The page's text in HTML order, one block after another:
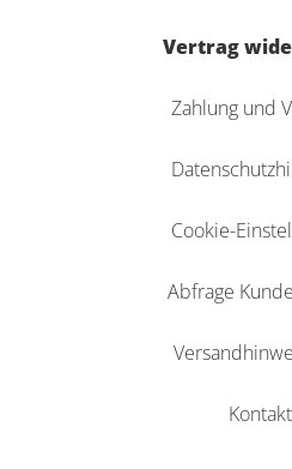
Vertrag
Zahlung und
Cookie-
Abfrage
Kontakt